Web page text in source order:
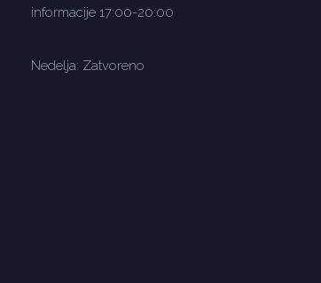
informacije 17:00-20:00
Nedelja: Zatvoreno